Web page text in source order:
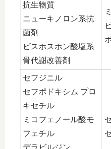
抗生物質
ニューキノロン系抗
菌剤
ビスホスホン酸塩系
骨代謝改善剤
セフジニル
セフポドキシム プロ
キセチル
ミコフェノール酸モ
フェチル
デラビルジン